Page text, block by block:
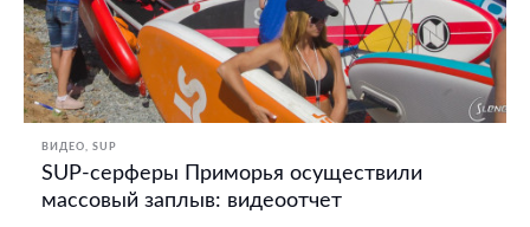
ВИДЕО SUP
SUP-серферы Приморья осуществили
массовый заплыв: видеоотчет